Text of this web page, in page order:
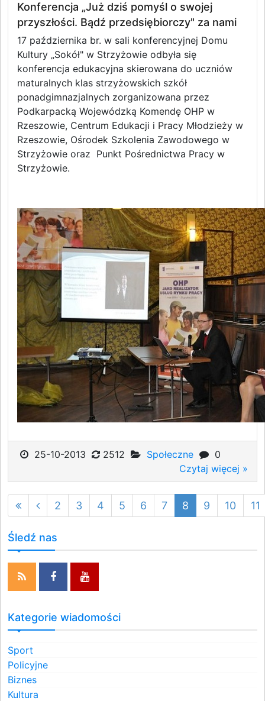
Konferencja „Już dziś pomyśl o swojej
przyszłości. Bądź przedsiębiorczy" za nami
17 października br. w sali konferencyjnej Domu
Kultury „Sokół" w Strzyżowie odbyła się
konferencja edukacyjna skierowana do uczniów
maturalnych klas strzyżowskich szkół
ponadgimnazjalnych zorganizowana przez
Podkarpacką Wojewódzką Komendę OHP w
Rzeszowie, Centrum Edukacji i Pracy Młodzieży w
Rzeszowie, Ośrodek Szkolenia Zawodowego w
Strzyżowie oraz Punkt Pośrednictwa Pracy w
Strzyżowie.
25-10-2013 2512 Społeczne
0
Czytaj więcej »
2 3 4 5 6 7 8 9 10 11
Śledź nas
Kategorie wiadomości
Sport
Policyjne
Biznes
Kultura